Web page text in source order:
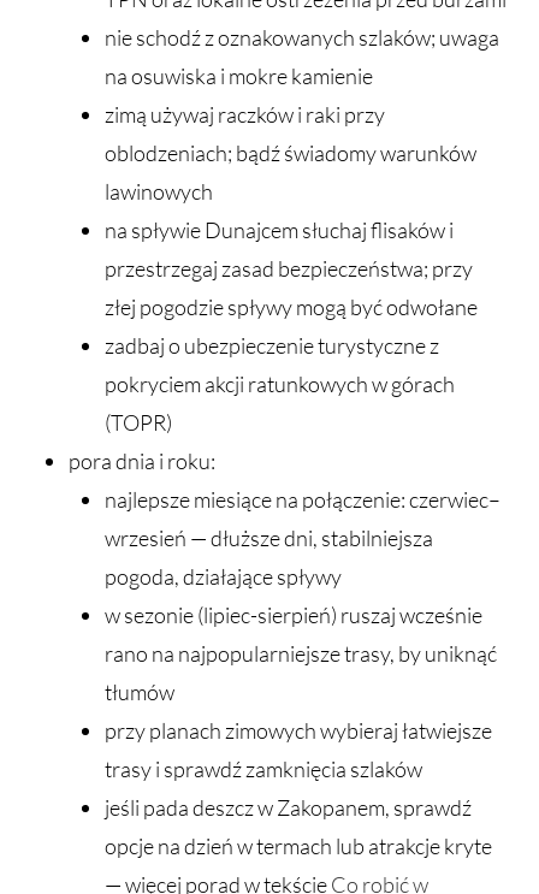
nie schodź z oznakowanych szlaków; uwaga
na osuwiska i mokre kamienie
zimą używaj raczków i raki przy
oblodzeniach; bądź świadomy warunków
lawinowych
na spływie Dunajcem słuchaj flisaków i
przestrzegaj zasad bezpieczeństwa; przy
złej pogodzie spływy mogą być odwołane
zadbaj o ubezpieczenie turystyczne z
pokryciem akcji ratunkowych w górach
(TOPR)
pora dnia i roku:
najlepsze miesiące na połączenie: czerwiec–
wrzesień — dłuższe dni, stabilniejsza
pogoda, działające spływy
w sezonie (lipiec-sierpień) ruszaj wcześnie
rano na najpopularniejsze trasy, by uniknąć
tłumów
przy planach zimowych wybieraj łatwiejsze
trasy i sprawdź zamknięcia szlaków
jeśli pada deszcz w Zakopanem, sprawdź
opcje na dzień w termach lub atrakcje kryte
— więcej porad w tekścieCo robić w